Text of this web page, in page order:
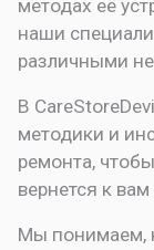
методах её
наши
различными
В
методики и
ремонта,
вернется к
Мы понимаем,